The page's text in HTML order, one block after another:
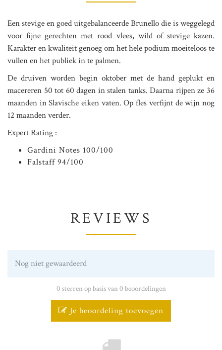
Een stevige en goed uitgebalanceerde Brunello die is weggelegd
voor fijne gerechten met rood vlees, wild of stevige kazen.
Karakter en kwaliteit genoeg om het hele podium moeiteloos te
vullen en het publiek in te palmen.
De druiven worden begin oktober met de hand geplukt en
macereren 50 tot 60 dagen in stalen tanks. Daarna rijpen ze 36
maanden in Slavische eiken vaten. Op fles verfijnt de wijn nog
12 maanden verder.
Expert Rating :
Gardini Notes 100/100
Falstaff 94/100
REVIEWS
Nog niet gewaardeerd
0 sterren op basis van 0 beoordelingen
Je beoordeling toevoegen